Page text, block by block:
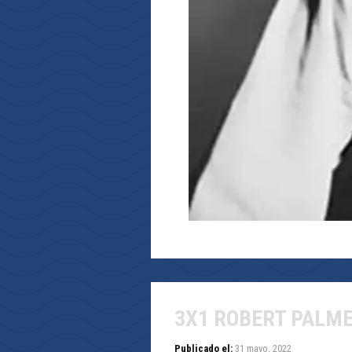
3X1 ROBERT
Publicado el: 31 mayo, 2022